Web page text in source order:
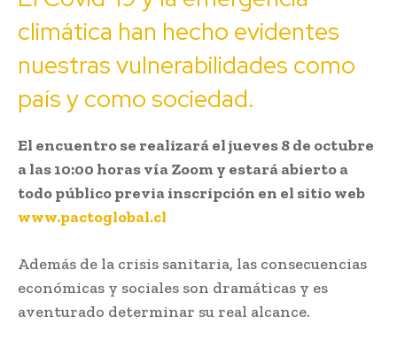
climática han hecho evidentes
nuestras vulnerabilidades como
país y como sociedad.
El encuentro se realizará el jueves 8 de octubre
a las 10:00 horas vía Zoom y estará abierto a
todo público previa inscripción en el sitio web
www.pactoglobal.cl
Además de la crisis sanitaria, las consecuencias
económicas y sociales son dramáticas y es
aventurado determinar su real alcance.